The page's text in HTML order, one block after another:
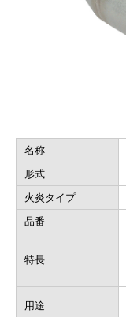
名称
形式
火炎タイプ
品番
特長
用途